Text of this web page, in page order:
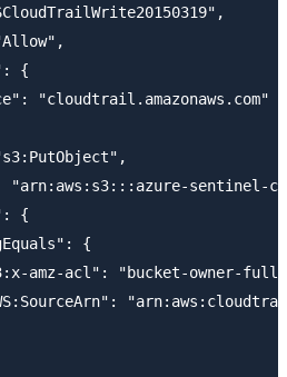
{
"cloudtrail.amazonaws.com"
"arn:aws:s3:::azure-sentinel-
{
{
amz-acl": "bucket-owner-